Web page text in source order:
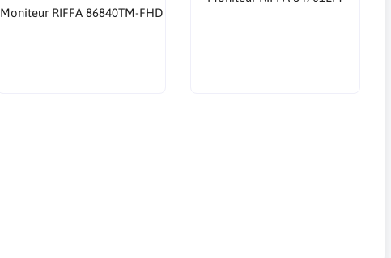
Moniteur RIFFA 86840TM-FHD